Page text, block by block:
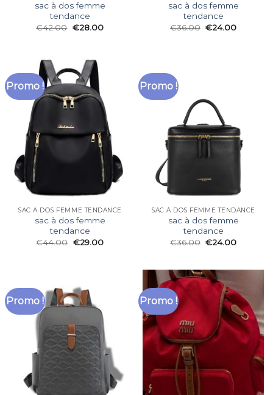
sac à dos femme
tendance
€42.00 €28.00
sac à dos femme
tendance
€36.00 €24.00
Promo !
SAC À DOS FEMME TENDANCE
sac à dos femme
tendance
€44.00 €29.00
Promo !
SAC À DOS FEMME TENDANCE
sac à dos femme
tendance
€36.00 €24.00
Promo ! Promo !